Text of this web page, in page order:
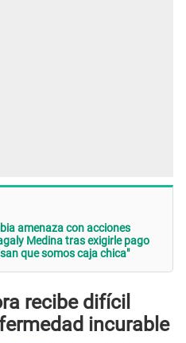
amenaza con acciones
Medina tras exigirle pago
que somos caja chica"
recibe difícil
incurable